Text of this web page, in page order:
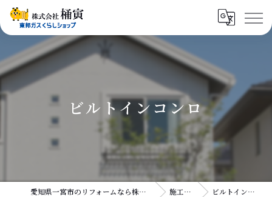
ビルトインコンロ
愛知県一宮市のリフォームなら株式会社桶寅 施工実績 ビルトインコンロ